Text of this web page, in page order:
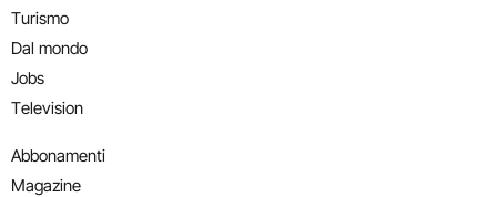
Turismo
Dal mondo
Jobs
Television
Abbonamenti
Magazine